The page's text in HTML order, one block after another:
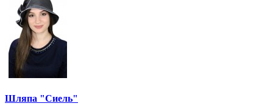
Шляпа "Сиель"